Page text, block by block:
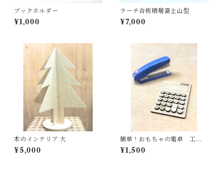
ブックホルダー
¥1,000
ラーチ合板積層富士山型
¥7,000
木のインテリア 大
¥5,000
簡単！おもちゃの電卓 工作
セット
¥1,500